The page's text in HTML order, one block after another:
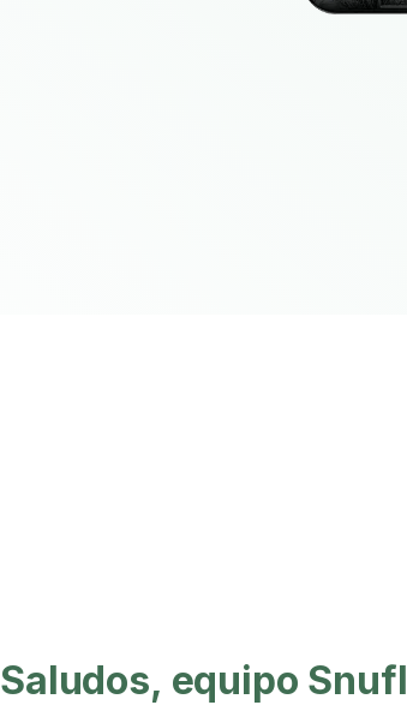
Saludos, equipo Snufl